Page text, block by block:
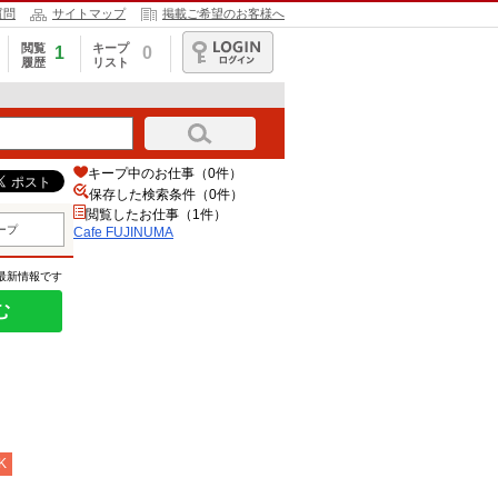
問 サイトマップ 掲載ご希望のお客様へ
閲覧
履歴
1
キープ
リスト
0
ログイン
プ
新情報です
キープ中のお仕事（0件）
保存した検索条件（0件）
閲覧したお仕事（1件）
Cafe FUJINUMA